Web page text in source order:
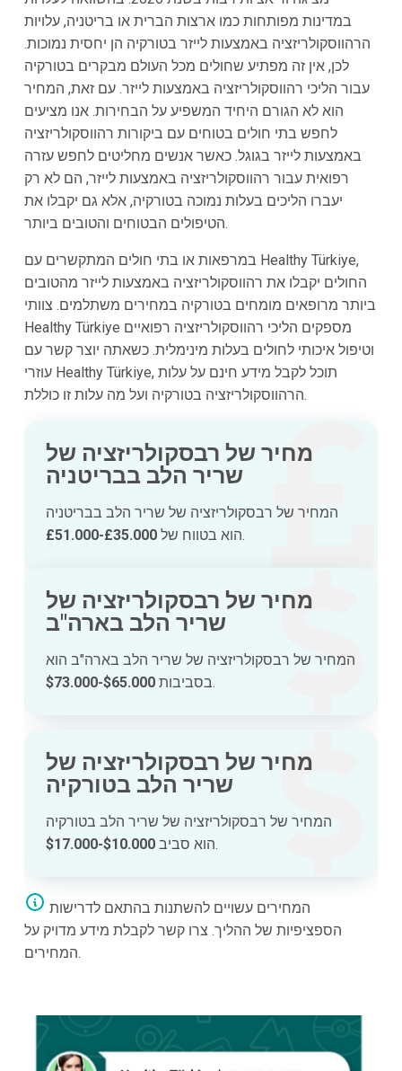
במדינות מפותחות כמו ארצות הברית או בריטניה, עלויות
הרהווסקולריזציה באמצעות לייזר בטורקיה הן יחסית נמוכות.
לכן, אין זה מפתיע שחולים מכל העולם מבקרים בטורקיה
עבור הליכי רהווסקולריזציה באמצעות לייזר. עם זאת, המחיר
הוא לא הגורם היחיד המשפיע על הבחירות. אנו מציעים
לחפש בתי חולים בטוחים עם ביקורות רהווסקולריזציה
באמצעות לייזר בגוגל. כאשר אנשים מחליטים לחפש עזרה
רפואית עבור רהווסקולריזציה באמצעות לייזר, הם לא רק
יעברו הליכים בעלות נמוכה בטורקיה, אלא גם יקבלו את
הטיפולים הבטוחים והטובים ביותר.
במרפאות או בתי חולים המתקשרים עם Healthy Türkiye,
החולים יקבלו את רהווסקולריזציה באמצעות לייזר מהטובים
ביותר מרופאים מומחים בטורקיה במחירים משתלמים. צוותי
Healthy Türkiye מספקים הליכי רהווסקולריזציה רפואיים
וטיפול איכותי לחולים בעלות מינימלית. כשאתה יוצר קשר עם
עוזרי Healthy Türkiye, תוכל לקבל מידע חינם על עלות
הרהווסקולריזציה בטורקיה ועל מה עלות זו כוללת.
מחיר של רבסקולריזציה של
שריר הלב בבריטניה
המחיר של רבסקולריזציה של שריר הלב בבריטניה
הוא בטווח של£35.000-£51.000 .
מחיר של רבסקולריזציה של
שריר הלב בארה"ב
המחיר של רבסקולריזציה של שריר הלב בארה"ב הוא
בסביבות$65.000-$73.000 .
מחיר של רבסקולריזציה של
שריר הלב בטורקיה
המחיר של רבסקולריזציה של שריר הלב בטורקיה
הוא סביב$10.000-$17.000 .
הספציפיות של ההליך. צרו קשר לקבלת מידע מדויק על
המחירים.